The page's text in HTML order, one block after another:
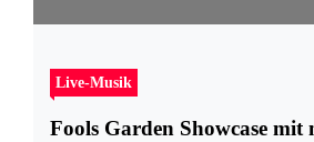
Live-Musik
Fools Garden Showcase mit